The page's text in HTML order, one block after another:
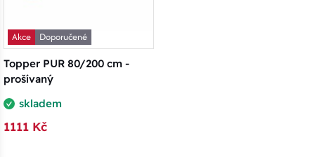
Akce
Doporučené
Topper PUR 80/200 cm -
prošívaný
skladem
1111 Kč